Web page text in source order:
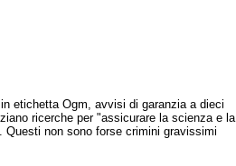
etichetta Ogm, avvisi di garanzia a dieci
ricerche per "assicurare la scienza e la
non sono forse crimini gravissimi